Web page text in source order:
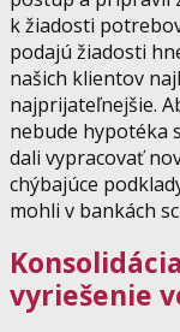
k žiadosti
podajú žiadosti
našich klientov
najprijateľnejšie.
nebude hypotéka
dali vypracovať
chýbajúce
mohli v bankách
vyriešenie